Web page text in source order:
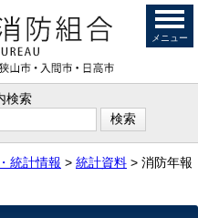
検索
メニュー
統計情報 > 統計資料 > 消防年報